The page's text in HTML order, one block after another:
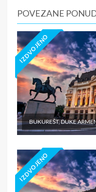
POVEZANE
IZDVOJENO
BUKUREŠT, DUKE
IZDVOJENO